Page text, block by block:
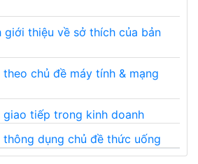
giới thiệu về sở thích của bản
chủ đề máy tính & mạng
tiếp trong kinh doanh
dụng chủ đề thức uống